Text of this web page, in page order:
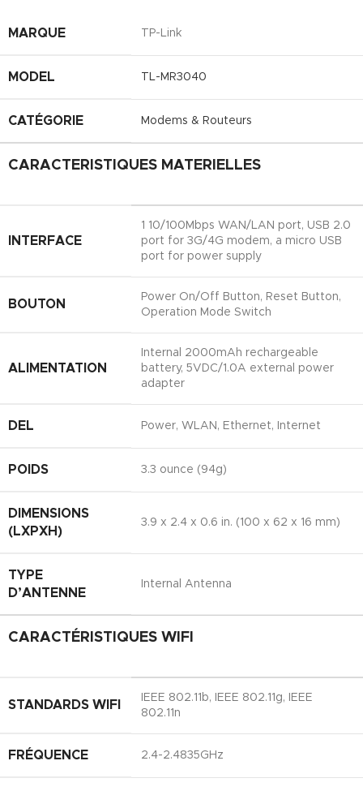
MARQUE TP-Link
MODEL TL-MR3040
CATÉGORIE Modems & Routeurs
CARACTERISTIQUES MATERIELLES
INTERFACE
1 10/100Mbps WAN/LAN port, USB 2.0
port for 3G/4G modem, a micro USB
port for power supply
BOUTON
Power On/Off Button, Reset Button,
Operation Mode Switch
ALIMENTATION
Internal 2000mAh rechargeable
battery, 5VDC/1.0A external power
adapter
DEL Power, WLAN, Ethernet, Internet
POIDS 3.3 ounce (94g)
DIMENSIONS
(LXPXH)
3.9 x 2.4 x 0.6 in. (100 x 62 x 16 mm)
TYPE
D’ANTENNE
Internal Antenna
CARACTÉRISTIQUES WIFI
STANDARDS WIFI
IEEE 802.11b, IEEE 802.11g, IEEE
802.11n
FRÉQUENCE 2.4-2.4835GHz